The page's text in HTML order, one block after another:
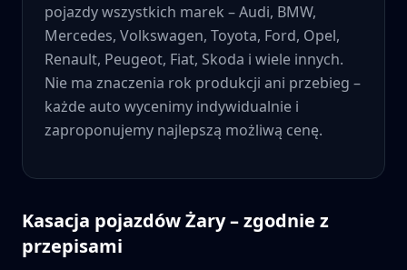
pojazdy wszystkich marek – Audi, BMW,
Mercedes, Volkswagen, Toyota, Ford, Opel,
Renault, Peugeot, Fiat, Skoda i wiele innych.
Nie ma znaczenia rok produkcji ani przebieg –
każde auto wycenimy indywidualnie i
zaproponujemy najlepszą możliwą cenę.
Kasacja pojazdówŻary– zgodnie z
przepisami